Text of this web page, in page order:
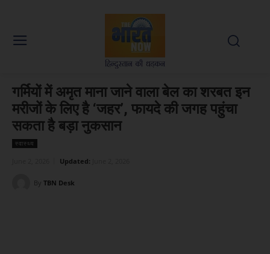
गर्मियों में अमृत माना जाने वाला बेल का शरबत इन
मरीजों के लिए है ‘जहर’, फायदे की जगह पहुंचा
सकता है बड़ा नुकसान
स्वास्थ्य
Updated:
By TBN Desk